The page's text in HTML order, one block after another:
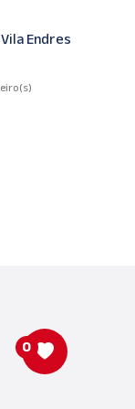
Endres
0